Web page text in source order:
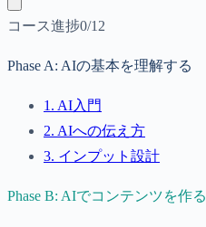
コース進捗0/12
Phase A: AIの基本を理解する
1 . AI入門
2. AIへの伝え方
3. インプット設計
Phase B: AIでコンテンツを作る